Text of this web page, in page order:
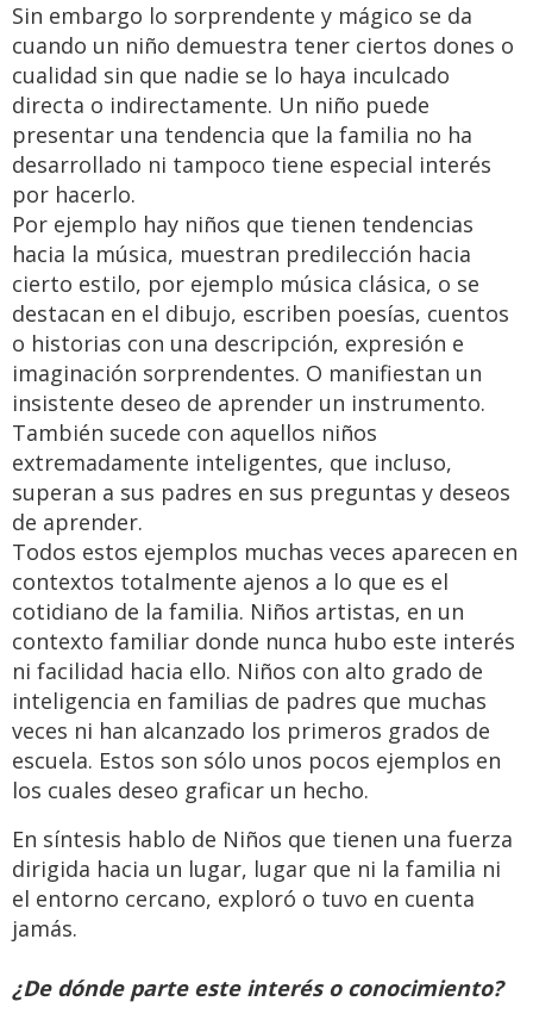
Sin embargo lo sorprendente y mágico se da
cuando un niño demuestra tener ciertos dones o
cualidad sin que nadie se lo haya inculcado
directa o indirectamente. Un niño puede
presentar una tendencia que la familia no ha
desarrollado ni tampoco tiene especial interés
por hacerlo.
Por ejemplo hay niños que tienen tendencias
hacia la música, muestran predilección hacia
cierto estilo, por ejemplo música clásica, o se
destacan en el dibujo, escriben poesías, cuentos
o historias con una descripción, expresión e
imaginación sorprendentes. O manifiestan un
insistente deseo de aprender un instrumento.
También sucede con aquellos niños
extremadamente inteligentes, que incluso,
superan a sus padres en sus preguntas y deseos
de aprender.
Todos estos ejemplos muchas veces aparecen en
contextos totalmente ajenos a lo que es el
cotidiano de la familia. Niños artistas, en un
contexto familiar donde nunca hubo este interés
ni facilidad hacia ello. Niños con alto grado de
inteligencia en familias de padres que muchas
veces ni han alcanzado los primeros grados de
escuela. Estos son sólo unos pocos ejemplos en
los cuales deseo graficar un hecho.
En síntesis hablo de Niños que tienen una fuerza
dirigida hacia un lugar, lugar que ni la familia ni
el entorno cercano, exploró o tuvo en cuenta
jamás.
¿De dónde parte este interés o conocimiento?